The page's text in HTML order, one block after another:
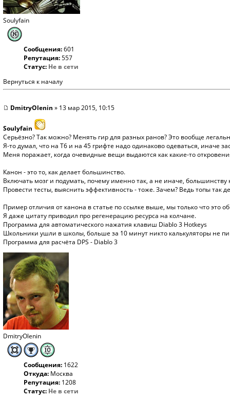
Soulyfain
Сообщения:601
Репутация:557
Статус: Не в сети
Вернуться к началу
DmitryOlenin » 13 мар 2015, 10:15
Soulyfain
Серьёзно? Так можно? Менять гир для разных ранов? Это вообще
Я-то думал, что на Т6 и на 45 грифте надо одинаково одеваться, иначе
Меня поражает, когда очевидные вещи выдаются как какие-то
Канон - это то, как делает большинство.
Включать мозг и подумать, почему именно так, а не иначе, большинству
Провести тесты, выяснить эффективность - тоже. Зачем? Ведь топы так
Пример отличия от канона в статье по ссылке выше, мы только что это
Я даже цитату приводил про регенерацию ресурса на колчане.
Программа для автоматического нажатия клавиш Diablo 3 Hotkeys
Школьники ушли в школы, больше за 10 минут никто калькуляторы не
Программа для расчёта DPS - Diablo 3
DmitryOlenin
Сообщения: 1622
Откуда: Москва
Репутация: 1208
Статус: Не в сети